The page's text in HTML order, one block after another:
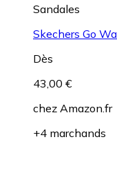
Sandales
Skechers Go
Dès
43,00 €
chez Amazon.fr
+4 marchands